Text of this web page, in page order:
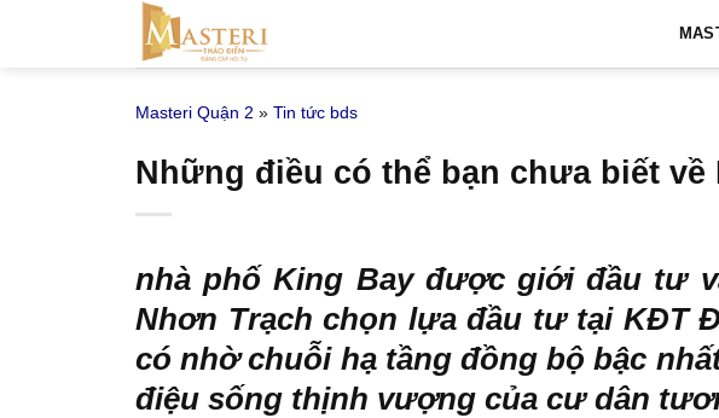
Masteri Quận 2 » Tin tức bds
Những điều có thể bạn chưa biết
nhà phố King Bayđược giới đầu tư
Nhơn Trạch chọn lựa đầu tư tại KĐT
có nhờ chuỗi hạ tầng đồng bộ bậc
điệu sống thịnh vượng của cư dân